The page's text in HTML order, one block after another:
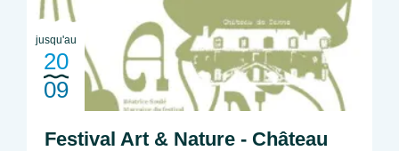
jusqu'au
20
09
Festival Art & Nature - Château